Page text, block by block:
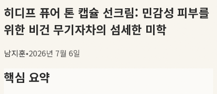
히디프 퓨어 톤 캡슐 선크림: 민감성 피부를
위한 비건 무기자차의 섬세한 미학
남지훈•2026년 7월 6일
핵심 요약